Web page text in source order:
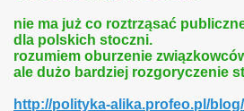
nie ma już co roztrząsać
dla polskich stoczni.
rozumiem oburzenie
ale dużo bardziej rozgoryczenie
http://polityka-alika.profeo.pl/